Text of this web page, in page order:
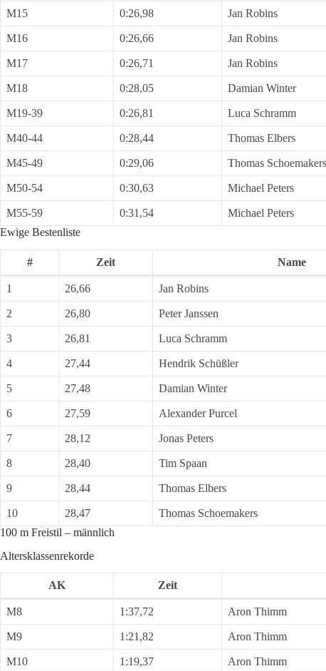
M15 0:26,98 Jan Robins
M16 0:26,66 Jan Robins
M17 0:26,71 Jan Robins
M18 0:28,05 Damian Winter
M19-39 0:26,81 Luca Schramm
M40-44 0:28,44 Thomas Elbers
M45-49 0:29,06 Thomas Schoemakers
M50-54 0:30,63 Michael Peters
M55-59 0:31,54 Michael Peters
Ewige Bestenliste
# Zeit Name
1 26,66 Jan Robins
2 26,80 Peter Janssen
3 26,81 Luca Schramm
4 27,44 Hendrik Schüßler
5 27,48 Damian Winter
6 27,59 Alexander Purcel
7 28,12 Jonas Peters
8 28,40 Tim Spaan
9 28,44 Thomas Elbers
10 28,47 Thomas Schoemakers
100 m Freistil – männlich
Altersklassenrekorde
AK Zeit
M8 1:37,72 Aron Thimm
M9 1:21,82 Aron Thimm
M10 1:19,37 Aron Thimm